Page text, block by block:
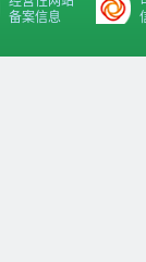
备案信息